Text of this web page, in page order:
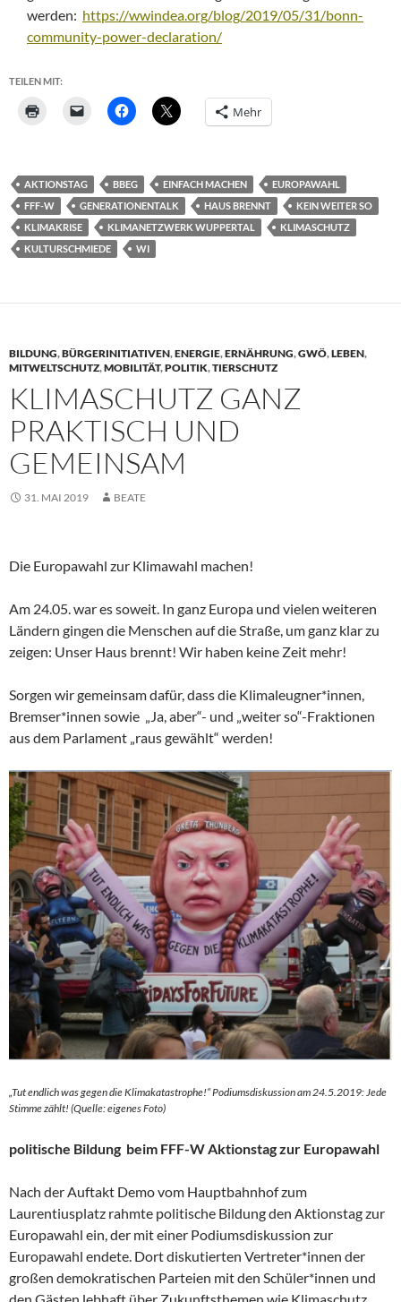
werden: https://wwindea.org/blog/2019/05/31/bonn-
community-power-declaration/
TEILEN MIT:
Mehr
AKTIONSTAG BBEG EINFACH MACHEN
EUROPAWAHL
FFF-W
GENERATIONENTALK HAUS BRENNT
KEIN WEITER SO
KLIMAKRISE
KLIMANETZWERK WUPPERTAL
KLIMASCHUTZ
KULTURSCHMIEDE
WI
BILDUNG,BÜRGERINITIATIVEN,ENERGIE,ERNÄHRUNG,GWÖ,LEBEN,
MITWELTSCHUTZ,MOBILITÄT,POLITIK,TIERSCHUTZ
KLIMASCHUTZ GANZ
PRAKTISCH UND
GEMEINSAM
31. MAI 2019 BEATE
Die Europawahl zur Klimawahl machen!
Am 24.05. war es soweit. In ganz Europa und vielen weiteren
Ländern gingen die Menschen auf die Straße, um ganz klar zu
zeigen: Unser Haus brennt! Wir haben keine Zeit mehr!
Sorgen wir gemeinsam dafür, dass die Klimaleugner*innen,
Bremser*innen sowie „Ja, aber“- und „weiter so“-Fraktionen
aus dem Parlament „raus gewählt“ werden!
„Tut endlich was gegen die Klimakatastrophe!“ Podiumsdiskussion am 24.5.2019: Jede
Stimme zählt! (Quelle: eigenes Foto)
politische Bildung beim FFF-W Aktionstag zur Europawahl
Nach der Auftakt Demo vom Hauptbahnhof zum
Laurentiusplatz rahmte politische Bildung den Aktionstag zur
Europawahl ein, der mit einer Podiumsdiskussion zur
Europawahl endete. Dort diskutierten Vertreter*innen der
großen demokratischen Parteien mit den Schüler*innen und
den Gästen lebhaft über Zukunftsthemen wie Klimaschutz,